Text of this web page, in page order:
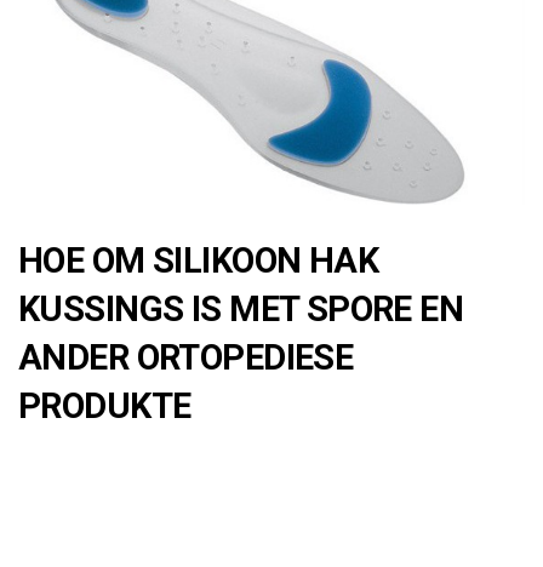
HOE OM SILIKOON HAK
KUSSINGS IS MET SPORE EN
ANDER ORTOPEDIESE
PRODUKTE